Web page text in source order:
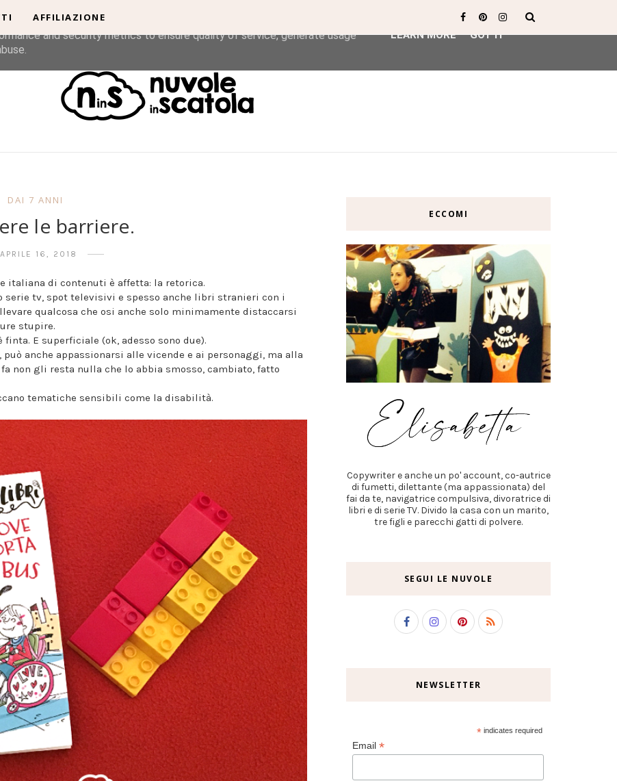
AFFILIAZIONE
DAI 7 ANNI
le barriere.
APRILE 16, 2018
italiana di contenuti è affetta: la retorica.
serie tv, spot televisivi e spesso anche libri stranieri con i
qualcosa che osi anche solo minimamente distaccarsi
stupire.
E superficiale (ok, adesso sono due).
anche appassionarsi alle vicende e ai personaggi, ma alla
non gli resta nulla che lo abbia smosso, cambiato, fatto
tematiche sensibili come la disabilità.
ECCOMI
Copywriter e anche un po' account, co-autrice
di fumetti, dilettante (ma appassionata) del
fai da te, navigatrice compulsiva, divoratrice di
libri e di serie TV. Divido la casa con un marito,
tre figli e parecchi gatti di polvere.
SEGUI LE NUVOLE
NEWSLETTER
* indicates required
Email *
its services and to analyze traffic. Your IP address and user-agent
and security metrics to ensure quality of service, generate usage
LEARN MORE GOT IT